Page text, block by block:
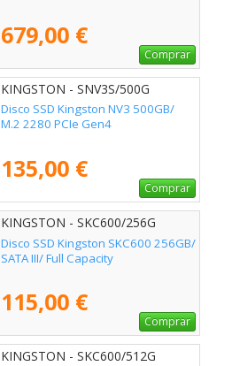
679,00 €
Comprar
KINGSTON - SNV3S/500G
Disco SSD Kingston NV3 500GB/
M.2 2280 PCIe Gen4
135,00 €
Comprar
KINGSTON - SKC600/256G
Disco SSD Kingston SKC600 256GB/
SATA III/ Full Capacity
115,00 €
Comprar
KINGSTON - SKC600/512G